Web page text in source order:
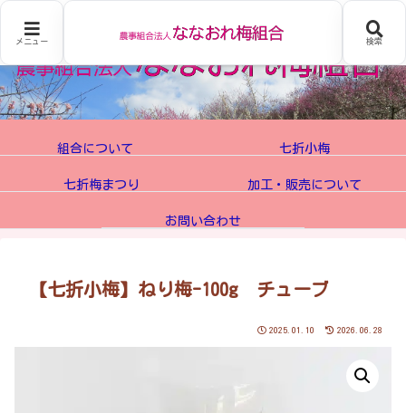
組合について 七折小梅
七折梅まつり 加工・販売について
お問い合わせ
【七折小梅】ねり梅-100g チューブ
2025.01.10 2026.06.28
メニュー 検索